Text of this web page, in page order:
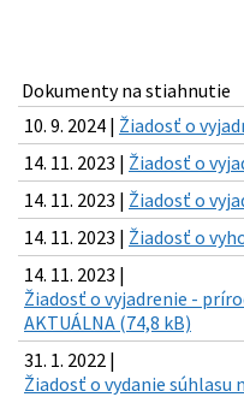
Dokumenty na stiahnutie
10. 9. 2024 | Žiadosť o
14. 11. 2023 | Žiadosť o
14. 11. 2023 | Žiadosť o
14. 11. 2023 | Žiadosť o
14. 11. 2023 |
Žiadosť o vyjadrenie -
AKTUÁLNA (74,8 kB)
31. 1. 2022 |
Žiadosť o vydanie súhlasu